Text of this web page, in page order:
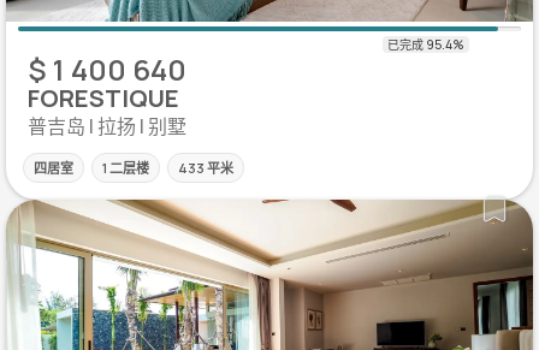
$ 1 400 640
FORESTIQUE
普吉岛 | 拉扬 | 别墅
四居室 1 二层楼 433 平米